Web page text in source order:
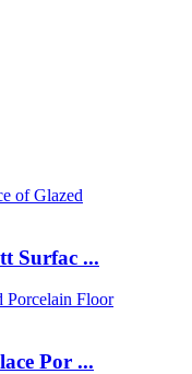
Surfac ...
Por ...